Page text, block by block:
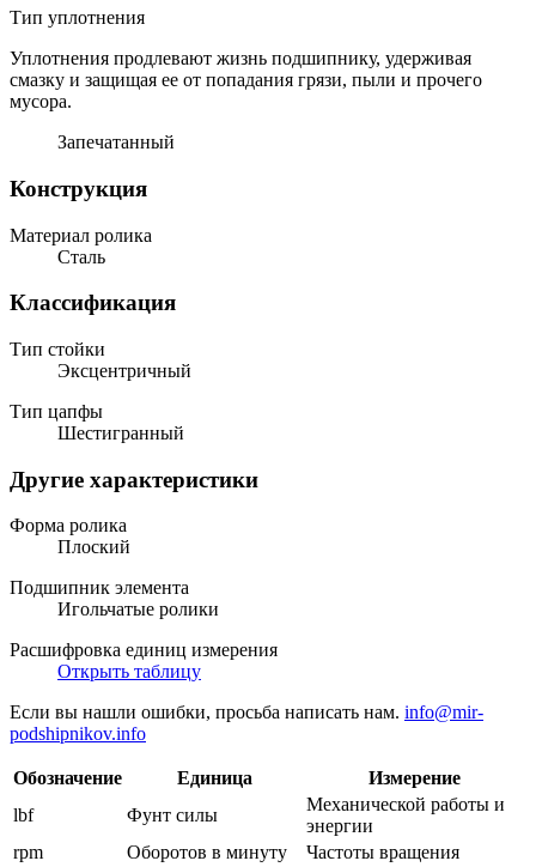
Тип уплотнения
Уплотнения продлевают жизнь подшипнику, удерживая
смазку и защищая ее от попадания грязи, пыли и прочего
мусора.
Запечатанный
Конструкция
Материал ролика
Сталь
Классификация
Тип стойки
Эксцентричный
Тип цапфы
Шестигранный
Другие характеристики
Форма ролика
Плоский
Подшипник элемента
Игольчатые ролики
Расшифровка единиц измерения
Открыть таблицу
Если вы нашли ошибки, просьба написать нам. info@mir-
podshipnikov.info
Обозначение Единица
Измерение
lbf
Фунт силы
Механической работы и
энергии
rpm
Оборотов в минуту
Частоты вращения